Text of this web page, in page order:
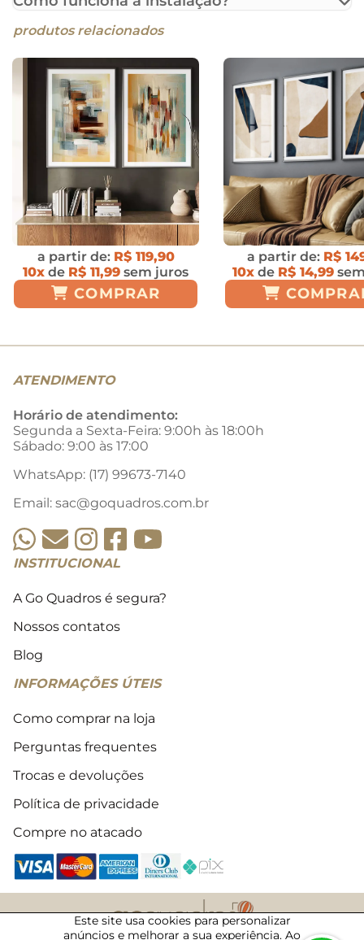
produtos relacionados
a partir de: R$ 119,90
10x de R$ 11,99 sem juros
COMPRAR
a partir de: R$
10x de R$ 14,99
ATENDIMENTO
Horário de atendimento:
Segunda a Sexta-Feira: 9:00h às 18:00h
Sábado: 9:00 às 17:00
WhatsApp: (17) 99673-7140
Email: sac@goquadros.com.br
INSTITUCIONAL
A Go Quadros é segura?
Nossos contatos
Blog
INFORMAÇÕES ÚTEIS
Como comprar na loja
Perguntas frequentes
Trocas e devoluções
Política de privacidade
Compre no atacado
Este site usa cookies para personalizar
anúncios e melhorar a sua experiência. Ao